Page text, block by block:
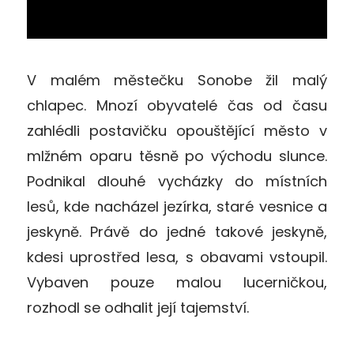
V malém městečku Sonobe žil malý
chlapec. Mnozí obyvatelé čas od času
zahlédli postavičku opouštějící město v
mlžném oparu těsně po východu slunce.
Podnikal dlouhé vycházky do místních
lesů, kde nacházel jezírka, staré vesnice a
jeskyně. Právě do jedné takové jeskyně,
kdesi uprostřed lesa, s obavami vstoupil.
Vybaven pouze malou lucerničkou,
rozhodl se odhalit její tajemství.